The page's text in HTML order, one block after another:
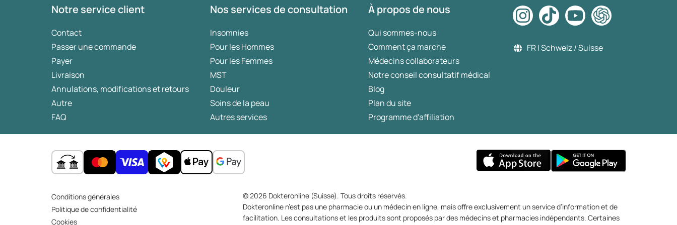
Notre service client
Contact
Passer une commande
Payer
Livraison
Annulations, modifications et retours
Autre
FAQ
Nos services de consultation
Insomnies
Pour les Hommes
Pour les Femmes
MST
Douleur
Soins de la peau
Autres services
À propos de nous
Qui sommes-nous
Comment ça marche
Médecins collaborateurs
Notre conseil consultatif médical
Blog
Plan du site
Programme d'affiliation
FR | Schweiz / Suisse
Conditions générales
Politique de confidentialité
Cookies
© 2026 Dokteronline (Suisse). Tous droits réservés.
Dokteronline n’est pas une pharmacie ou un médecin en ligne, mais offre exclusivement un service d’information et de
facilitation. Les consultations et les produits sont proposés par des médecins et pharmacies indépendants. Certaines